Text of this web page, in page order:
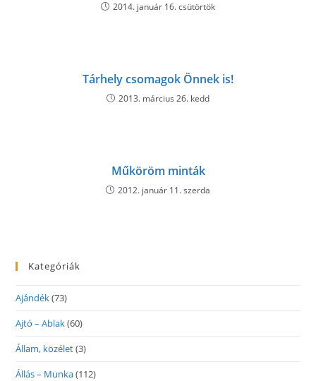
2014. január 16. csütörtök
Tárhely csomagok Önnek is!
2013. március 26. kedd
Műköröm minták
2012. január 11. szerda
Kategóriák
Ajándék(73)
Ajtó – Ablak(60)
Állam, közélet(3)
Állás – Munka(112)